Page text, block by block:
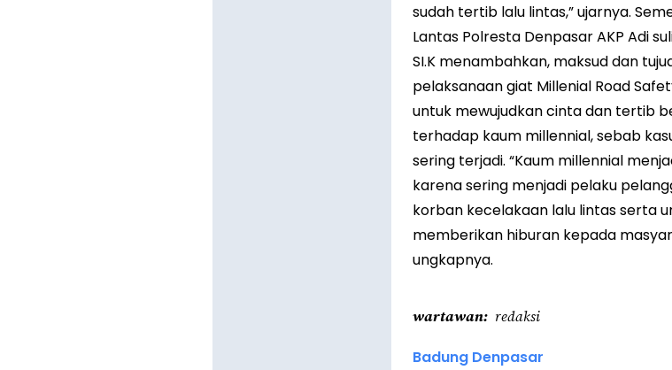
sudah tertib lalu lintas,” ujarnya.
Lantas Polresta Denpasar AKP Adi
SI.K menambahkan, maksud dan
pelaksanaan giat Millenial Road
untuk mewujudkan cinta dan tertib
terhadap kaum millennial, sebab
sering terjadi. “Kaum millennial
karena sering menjadi pelaku
korban kecelakaan lalu lintas serta
memberikan hiburan kepada
ungkapnya.
wartawan redaksi
Badung Denpasar